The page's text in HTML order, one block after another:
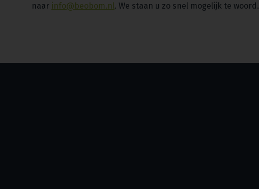
naar info@beobom.nl . We staan u zo snel mogelijk te woord.